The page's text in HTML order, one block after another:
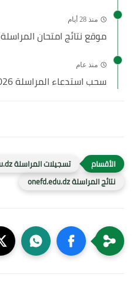
منذ 28 أيام
موقع نتائج امتحان المراسلة 2026 inscriptic.onefd.edu.dz
منذ عام
سحب استدعاء المراسلة 2026 onefd.edu.dz
تسجيلات المراسلة onefd.edu.dz
نتائج المراسلة onefd.edu.dz